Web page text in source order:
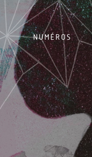
NUMÉROS